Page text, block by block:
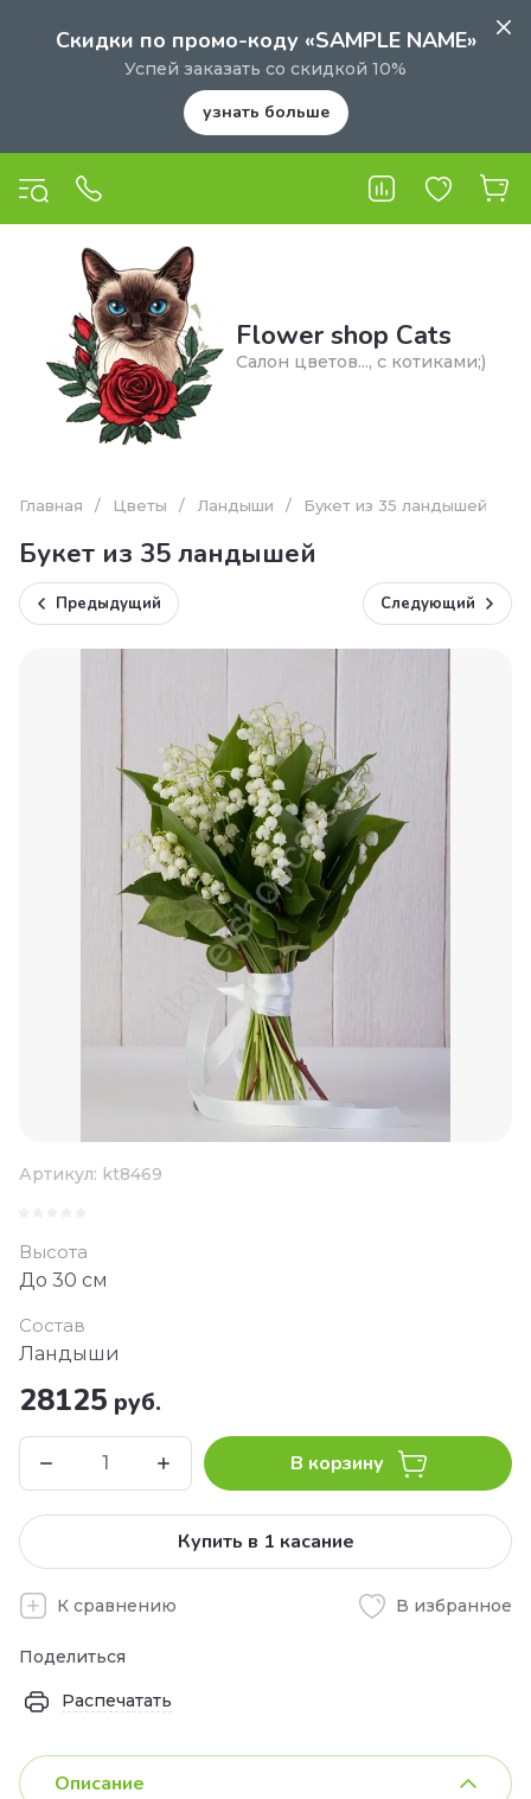
Скидки по промо-коду «SAMPLE NAME»
Успей заказать со скидкой 10%
узнать больше
Flower shop Cats
Салон цветов..., с котиками;)
Главная / Цветы / Ландыши / Букет из 35 ландышей
Букет из 35 ландышей
Предыдущий Следующий
Артикул: kt8469
Высота
До 30 см
Состав
Ландыши
28125 руб.
В корзину
Купить в 1 касание
К сравнению В избранное
Поделиться
Распечатать
Описание